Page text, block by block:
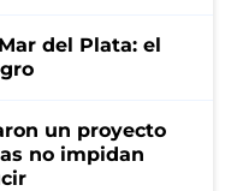
del Plata: el
un proyecto
no impidan